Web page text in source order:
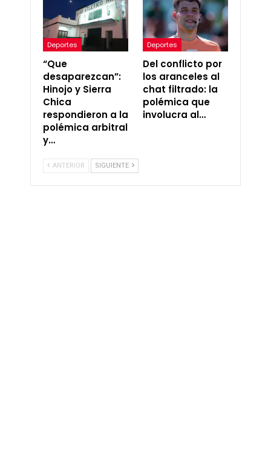
Deportes
“Que
desaparezcan”:
Hinojo y Sierra
Chica
respondieron a la
polémica arbitral
y…
Deportes
Del conflicto por
los aranceles al
chat filtrado: la
polémica que
involucra al…
ANTERIOR SIGUIENTE